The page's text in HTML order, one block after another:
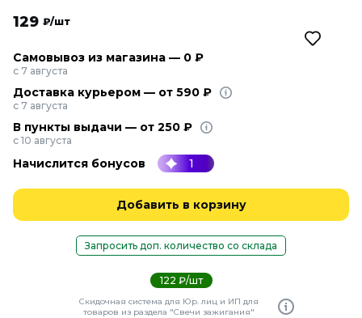
129 ₽/шт
Самовывоз из магазина — 0 ₽
с 7 августа
Доставка курьером — от 590 ₽
с 7 августа
В пункты выдачи — от 250 ₽
с 10 августа
Начислится бонусов 1
Добавить в корзину
Запросить доп. количество со склада
122 ₽/шт
Скидочная система для Юр. лиц и ИП для
товаров из раздела "Свечи зажигания"